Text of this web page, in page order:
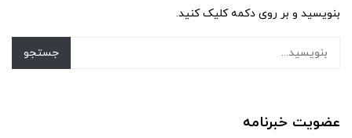
بنویسید و بر روی دکمه کلیک کنید.
جستجو
عضویت خبرنامه